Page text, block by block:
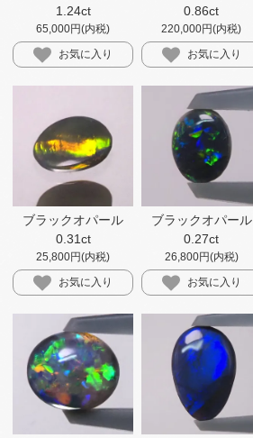
1.24ct
65,000円(内税)
お気に入り
0.86ct
220,000円(内税)
お気に入り
ブラックオパール
0.31ct
25,800円(内税)
お気に入り
ブラックオパール
0.27ct
26,800円(内税)
お気に入り